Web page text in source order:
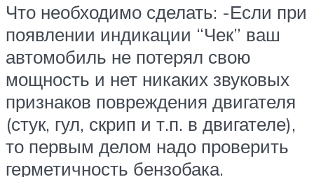
Что необходимо сделать: -Если при
появлении индикации “Чек” ваш
автомобиль не потерял свою
мощность и нет никаких звуковых
признаков повреждения двигателя
(стук, гул, скрип и т.п. в двигателе),
то первым делом надо проверить
герметичность бензобака.